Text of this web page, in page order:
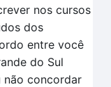
nos cursos
dos
entre você
do Sul
não concordar